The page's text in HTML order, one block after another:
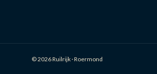
© 2026 Ruilrijk · Roermond